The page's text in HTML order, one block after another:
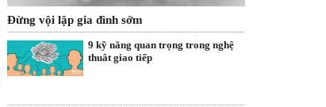
Đừng vội lập gia đình sớm
9 kỹ năng quan trọng trong nghệ
thuât giao tiếp